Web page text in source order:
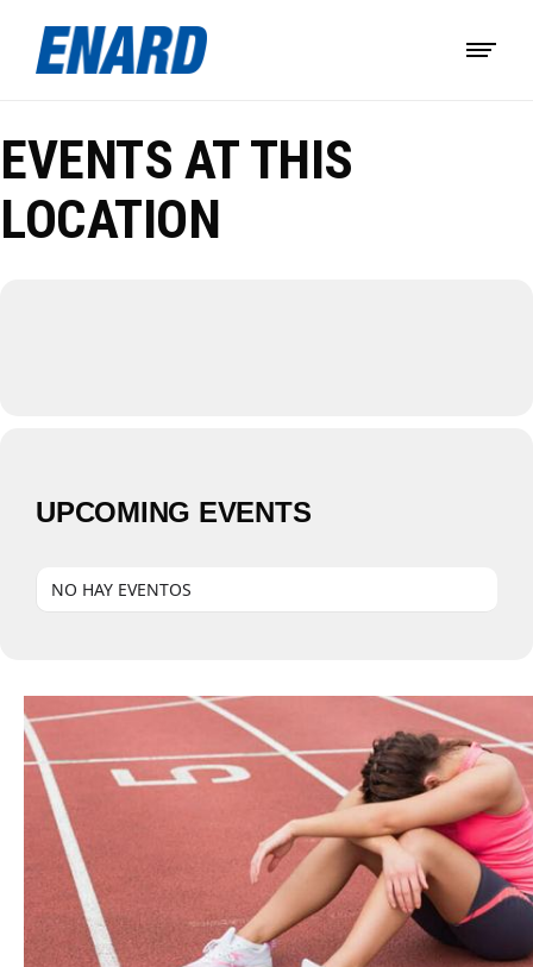
EVENTS AT THIS
LOCATION
UPCOMING EVENTS
NO HAY EVENTOS